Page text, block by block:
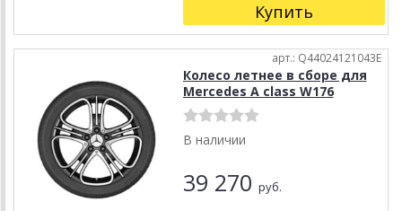
Купить
арт.: Q44024121043E
Колесо летнее в сборе для
Mercedes A class W176
В наличии
39 270 руб.